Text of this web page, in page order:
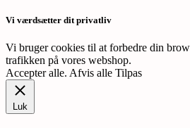
Vi værdsætter dit privatliv
Vi bruger cookies til at forbedre din
trafikken på vores webshop.
Accepter alle. Afvis alle Tilpas
Luk